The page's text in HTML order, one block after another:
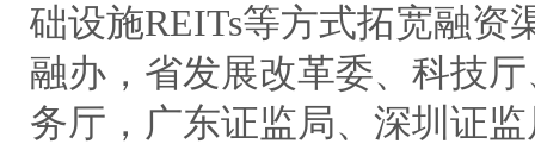
础设施REITs等方式拓宽融资
融办，省发展改革委、科技
务厅，广东证监局、深圳证